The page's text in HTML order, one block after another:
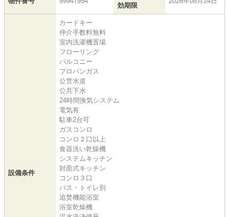
効期限
設備条件
カードキー
仲介手数料無料
室内洗濯機置場
フローリング
バルコニー
プロパンガス
公営水道
公共下水
24時間換気システム
電気有
駐車2台可
ガスコンロ
コンロ２口以上
食器洗い乾燥機
システムキッチン
対面式キッチン
コンロ３口
バス・トイレ別
追焚機能浴室
浴室乾燥機